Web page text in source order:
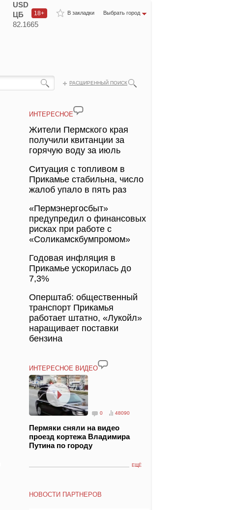
В закладки Выбрать город
18+
USD
ЦБ
82.1665
РАСШИРЕННЫЙ ПОИСК
ИНТЕРЕСНОЕ
Жители Пермского края
получили квитанции за
горячую воду за июль
Ситуация с топливом в
Прикамье стабильна, число
жалоб упало в пять раз
«Пермэнергосбыт»
предупредил о финансовых
рисках при работе с
«Соликамскбумпромом»
Годовая инфляция в
Прикамье ускорилась до
7,3%
Оперштаб: общественный
транспорт Прикамья
работает штатно, «Лукойл»
наращивает поставки
бензина
ИНТЕРЕСНОЕ ВИДЕО
0 48090
Пермяки сняли на видео
проезд кортежа Владимира
Путина по городу
ЕЩЁ
НОВОСТИ ПАРТНЕРОВ